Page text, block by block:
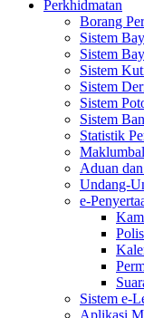
Perkhidmatan
Borang
Sistem
Sistem
Sistem
Sistem
Sistem
Sistem
Statistik
Aduan
Undang-
e-
Sistem e-
Aplikasi